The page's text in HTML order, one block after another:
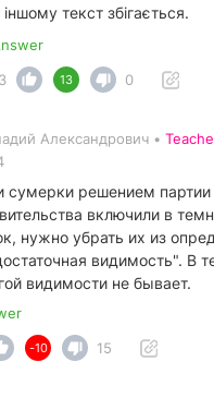
іншому текст збігається.
13 0
Александрович •
сумерки решением партии
включили в
нужно убрать их из
видимость". В
видимости не бывает.
-10 15